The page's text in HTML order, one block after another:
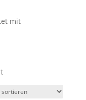
mit
Nach
sortiert